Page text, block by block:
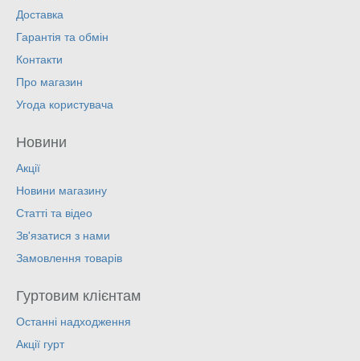
Доставка
Гарантія та обмін
Контакти
Про магазин
Угода користувача
Новини
Акції
Новини магазину
Статті та відео
Зв'язатися з нами
Замовлення товарів
Гуртовим клієнтам
Останні надходження
Акції гурт